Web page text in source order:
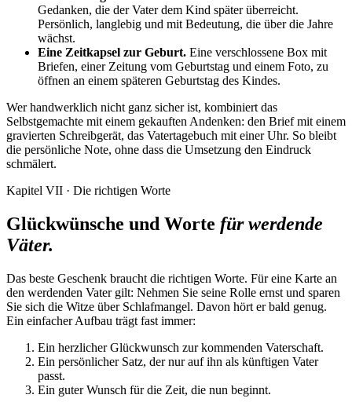
Gedanken, die der Vater dem Kind später überreicht.
Persönlich, langlebig und mit Bedeutung, die über die Jahre
wächst.
Eine Zeitkapsel zur Geburt. Eine verschlossene Box mit
Briefen, einer Zeitung vom Geburtstag und einem Foto, zu
öffnen an einem späteren Geburtstag des Kindes.
Wer handwerklich nicht ganz sicher ist, kombiniert das
Selbstgemachte mit einem gekauften Andenken: den Brief mit einem
gravierten Schreibgerät, das Vatertagebuch mit einer Uhr. So bleibt
die persönliche Note, ohne dass die Umsetzung den Eindruck
schmälert.
Kapitel VII · Die richtigen Worte
Glückwünsche und Worte für werdende
Väter.
Das beste Geschenk braucht die richtigen Worte. Für eine Karte an
den werdenden Vater gilt: Nehmen Sie seine Rolle ernst und sparen
Sie sich die Witze über Schlafmangel. Davon hört er bald genug.
Ein einfacher Aufbau trägt fast immer:
Ein herzlicher Glückwunsch zur kommenden Vaterschaft.
Ein persönlicher Satz, der nur auf ihn als künftigen Vater
passt.
Ein guter Wunsch für die Zeit, die nun beginnt.